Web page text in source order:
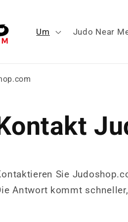
Um Judo Near
Sie
Antwort kommt